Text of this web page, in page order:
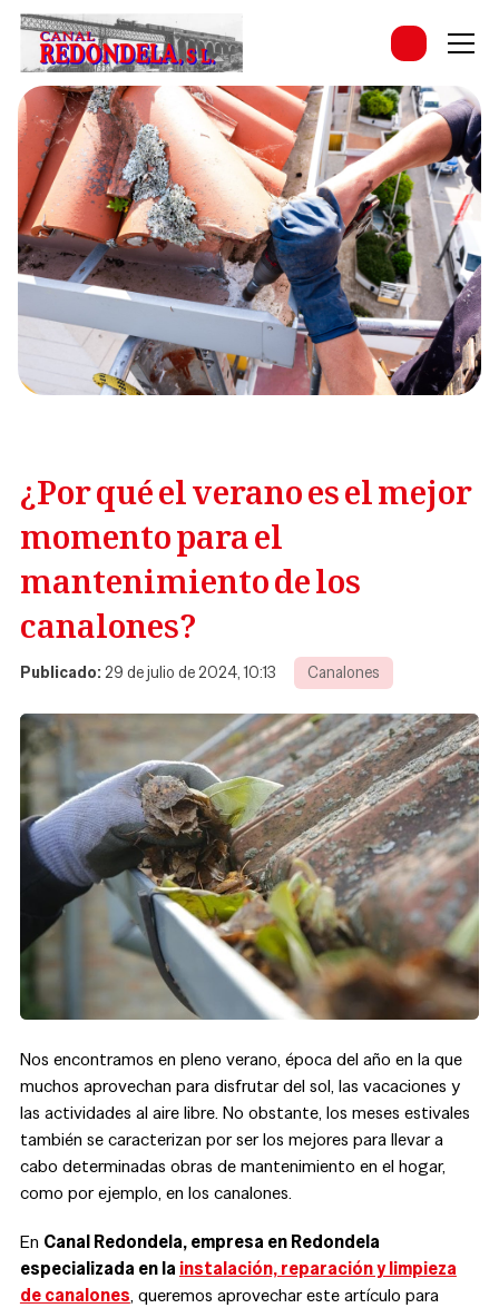
¿Por qué el verano es el mejor
momento para el
mantenimiento de los
canalones?
Publicado: 29 de julio de 2024, 10:13 Canalones
Nos encontramos en pleno verano, época del año en la que
muchos aprovechan para disfrutar del sol, las vacaciones y
las actividades al aire libre. No obstante, los meses estivales
también se caracterizan por ser los mejores para llevar a
cabo determinadas obras de mantenimiento en el hogar,
como por ejemplo, en los canalones.
En Canal Redondela, empresa en Redondela
especializada en la instalación, reparación y limpieza
de canalones, queremos aprovechar este artículo para